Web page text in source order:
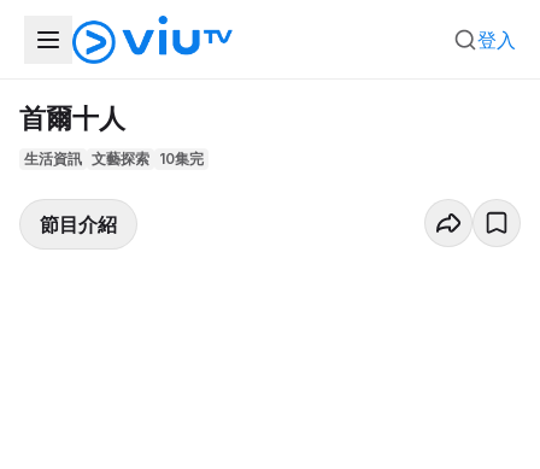
登入
首爾十人
生活資訊 文藝探索 10集完
節目介紹